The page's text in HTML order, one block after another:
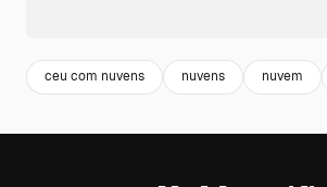
ceu com nuvens nuvens nuvem